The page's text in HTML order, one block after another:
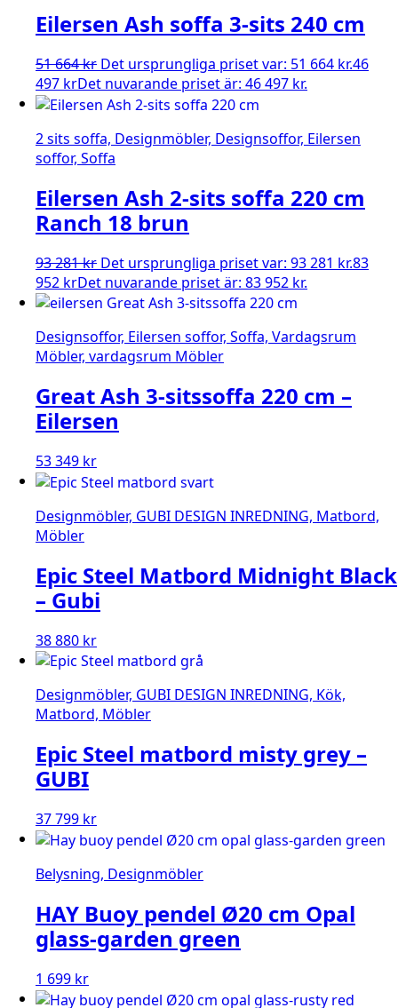
Eilersen Ash soffa 3-sits 240 cm
51 664kr Det ursprungliga priset var: 51 664 kr.46
497 krDet nuvarande priset är: 46 497 kr.
2 sits soffa, Designmöbler, Designsoffor, Eilersen
soffor, Soffa
Eilersen Ash 2-sits soffa 220 cm
Ranch 18 brun
93 281kr Det ursprungliga priset var: 93 281 kr.83
952 krDet nuvarande priset är: 83 952 kr.
Designsoffor, Eilersen soffor, Soffa, Vardagsrum
Möbler, vardagsrum Möbler
Great Ash 3-sitssoffa 220 cm –
Eilersen
53 349 kr
Designmöbler, GUBI DESIGN INREDNING, Matbord,
Möbler
Epic Steel Matbord Midnight Black
– Gubi
38 880 kr
Designmöbler, GUBI DESIGN INREDNING, Kök,
Matbord, Möbler
Epic Steel matbord misty grey –
GUBI
37 799 kr
Belysning, Designmöbler
HAY Buoy pendel Ø20 cm Opal
glass-garden green
1 699 kr